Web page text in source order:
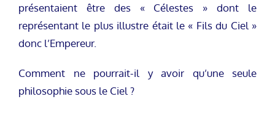
présentaient être des « Célestes » dont le
représentant le plus illustre était le « Fils du Ciel »
donc l’Empereur.
Comment ne pourrait-il y avoir qu’une seule
philosophie sous le Ciel ?